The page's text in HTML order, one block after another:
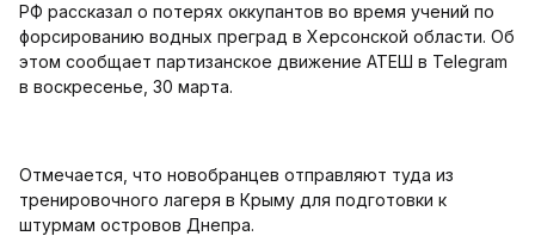
РФ рассказал о потерях оккупантов во время учений по
форсированию водных преград в Херсонской области. Об
этом сообщает партизанское движение АТЕШ в Telegram
в воскресенье, 30 марта.
Отмечается, что новобранцев отправляют туда из
тренировочного лагеря в Крыму для подготовки к
штурмам островов Днепра.